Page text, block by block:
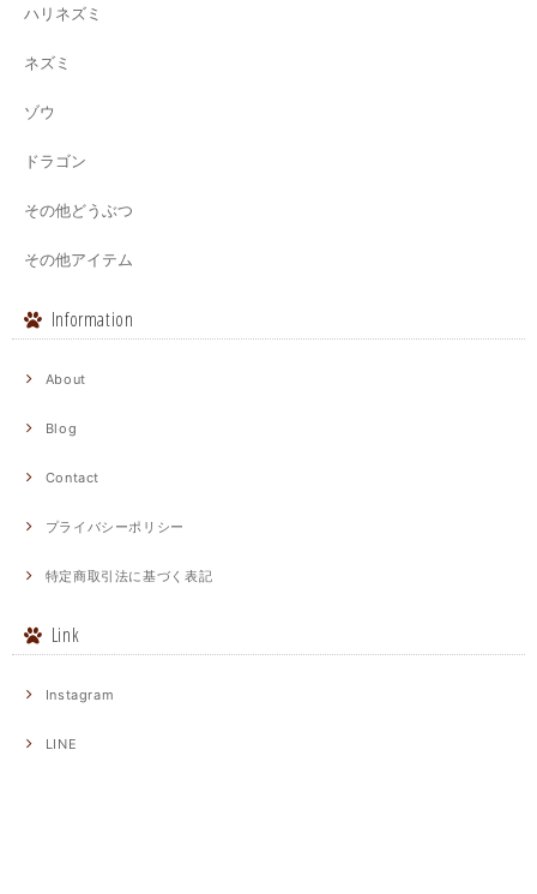
ハリネズミ
ネズミ
ゾウ
ドラゴン
その他どうぶつ
その他アイテム
Information
About
Blog
Contact
プライバシーポリシー
特定商取引法に基づく表記
Link
Instagram
LINE